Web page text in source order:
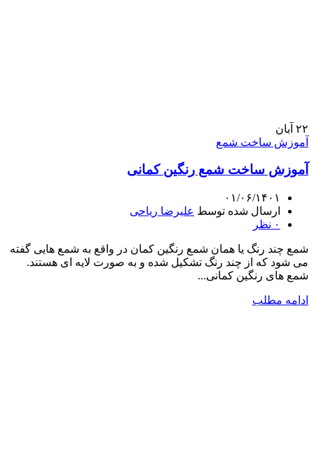
۲۲ آبان
آموزش ساخت شمع
آموزش ساخت شمع رنگین کمانی
۰۱/۰۶/۱۴۰۱
ارسال شده توسط علیرضا ریاحی
۰ نظر
شمع چند رنگ یا همان شمع رنگین کمان در واقع به شمع هایی گفته
می شود که از چند رنگ تشکیل شده و به صورت لایه ای هستند.
شمع های رنگین کمانی...
ادامه مطلب